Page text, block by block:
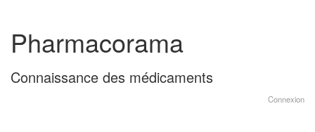
contenu
menu
principal
Pharmacorama
Connaissance des médicaments
Connexion